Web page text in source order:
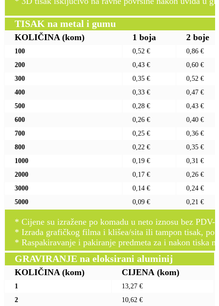
TISAK na metal i gumu
KOLIČINA (kom) 1 boja 2 boje
100 0,52 €
0,86 €
200
0,43 €
0,60 €
300
0,35 €
0,52 €
400
0,33 €
0,47 €
500
0,28 €
0,43 €
600
0,26 €
0,40 €
700
0,25 €
0,36 €
800
0,22 €
0,35 €
1000
0,19 €
0,31 €
2000
0,17 €
0,26 €
3000
0,14 €
0,24 €
5000
0,09 € 0,21 €
* Cijene su izražene po komadu u neto iznosu bez PDV-
* Izrada grafičkog filma i klišea/sita ili tampon tisak, po
* Raspakiravanje i pakiranje predmeta za i nakon tiska
GRAVIRANJE na eloksirani aluminij
KOLIČINA (kom) CIJENA (kom)
1
13,27 €
2
10,62 €